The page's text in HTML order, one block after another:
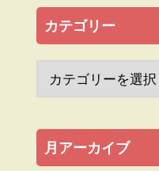
カテゴリー
月アーカイブ